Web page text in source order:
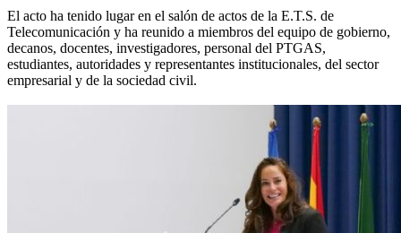
El acto ha tenido lugar en el salón de actos de la E.T.S. de
Telecomunicación y ha reunido a miembros del equipo de gobierno,
decanos, docentes, investigadores, personal del PTGAS,
estudiantes, autoridades y representantes institucionales, del sector
empresarial y de la sociedad civil.